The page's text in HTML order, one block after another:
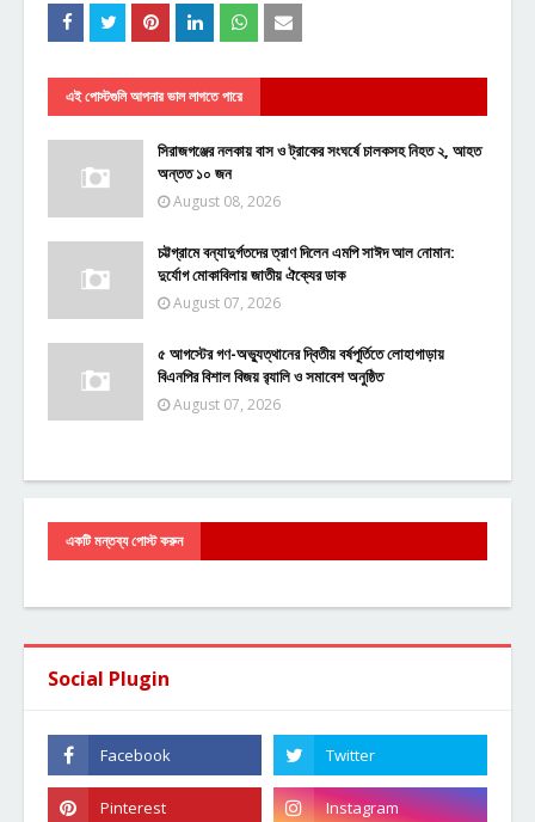
এই পোস্টগুলি আপনার ভাল লাগতে পারে
সিরাজগঞ্জের নলকায় বাস ও ট্রাকের সংঘর্ষে চালকসহ নিহত ২, আহত
অন্তত ১০ জন
August 08, 2026
চট্টগ্রামে বন্যাদুর্গতদের ত্রাণ দিলেন এমপি সাঈদ আল নোমান:
দুর্যোগ মোকাবিলায় জাতীয় ঐক্যের ডাক
August 07, 2026
৫ আগস্টের গণ-অভ্যুত্থানের দ্বিতীয় বর্ষপূর্তিতে লোহাগাড়ায়
বিএনপির বিশাল বিজয় র‍্যালি ও সমাবেশ অনুষ্ঠিত
August 07, 2026
একটি মন্তব্য পোস্ট করুন
Social Plugin